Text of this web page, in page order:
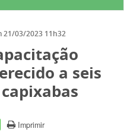
21/03/2023 11h32
a seis
Imprimir